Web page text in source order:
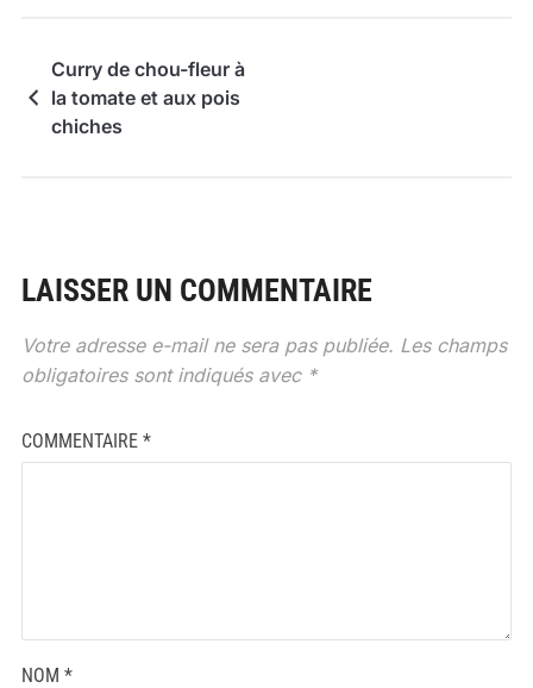
Curry de chou-fleur à
la tomate et aux pois
chiches
LAISSER UN COMMENTAIRE
Votre adresse e-mail ne sera pas publiée. Les champs
obligatoires sont indiqués avec *
COMMENTAIRE *
NOM *